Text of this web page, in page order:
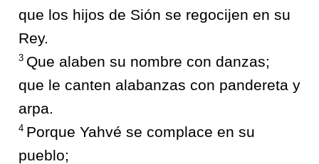
que los hijos de Sión se regocijen en su
Rey.
3 Que alaben su nombre con danzas;
que le canten alabanzas con pandereta y
arpa.
4 Porque Yahvé se complace en su
pueblo;